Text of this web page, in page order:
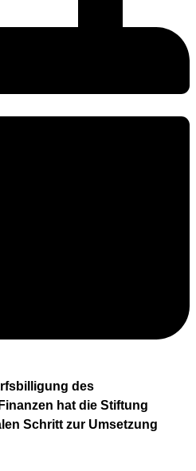
des
hat die Stiftung
Schritt zur Umsetzung